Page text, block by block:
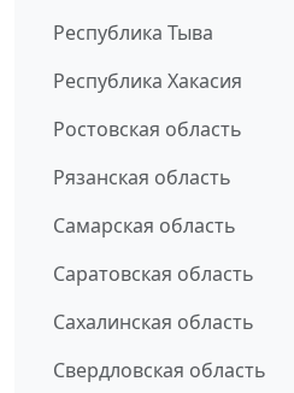
Республика Тыва
Республика Хакасия
Ростовская область
Рязанская область
Самарская область
Саратовская область
Сахалинская область
Свердловская область